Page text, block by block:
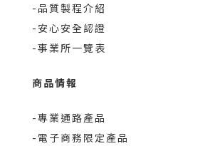
-品質製程介紹
-安心安全認證
-事業所一覽表
商品情報
-專業通路產品
-電子商務限定產品